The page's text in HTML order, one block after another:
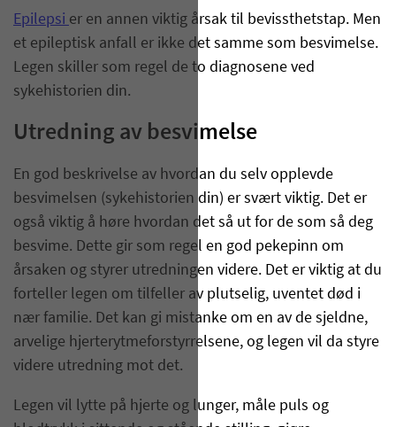
Epilepsi er en annen viktig årsak til bevissthetstap. Men
et epileptisk anfall er ikke det samme som besvimelse.
Legen skiller som regel de to diagnosene ved
sykehistorien din.
Utredning av besvimelse
En god beskrivelse av hvordan du selv opplevde
besvimelsen (sykehistorien din) er svært viktig. Det er
også viktig å høre hvordan det så ut for de som så deg
besvime. Dette gir som regel en god pekepinn om
årsaken og styrer utredningen videre. Det er viktig at du
forteller legen om tilfeller av plutselig, uventet død i
nær familie. Det kan gi mistanke om en av de sjeldne,
arvelige hjerterytmeforstyrrelsene, og legen vil da styre
videre utredning mot det.
Legen vil lytte på hjerte og lunger, måle puls og